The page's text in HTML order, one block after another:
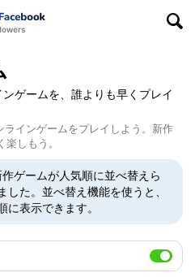
ゲームを、誰よりも早くプレイ
インゲームをプレイしよう。新作
しもう。
ゲームが人気順に並べ替えら
した。並べ替え機能を使うと、
に表示できます。